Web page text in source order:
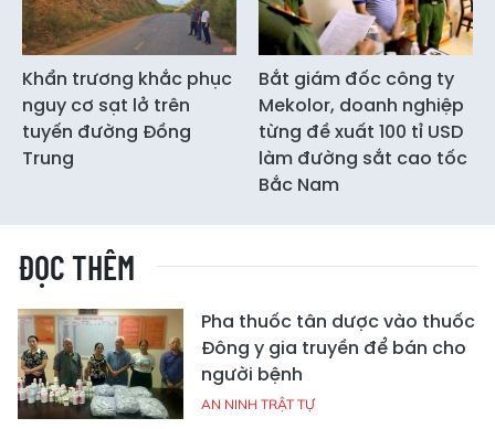
Khẩn trương khắc phục
nguy cơ sạt lở trên
tuyến đường Đồng
Trung
Bắt giám đốc công ty
Mekolor, doanh nghiệp
từng đề xuất 100 tỉ USD
làm đường sắt cao tốc
Bắc Nam
ĐỌC THÊM
Pha thuốc tân dược vào thuốc
Đông y gia truyền để bán cho
người bệnh
AN NINH TRẬT TỰ